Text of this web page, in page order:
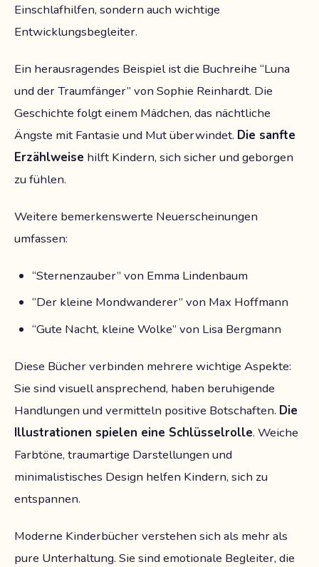
Einschlafhilfen, sondern auch wichtige
Entwicklungsbegleiter.
Ein herausragendes Beispiel ist die Buchreihe “Luna
und der Traumfänger” von Sophie Reinhardt. Die
Geschichte folgt einem Mädchen, das nächtliche
Ängste mit Fantasie und Mut überwindet. Die sanfte
Erzählweise hilft Kindern, sich sicher und geborgen
zu fühlen.
Weitere bemerkenswerte Neuerscheinungen
umfassen:
“Sternenzauber” von Emma Lindenbaum
“Der kleine Mondwanderer” von Max Hoffmann
“Gute Nacht, kleine Wolke” von Lisa Bergmann
Diese Bücher verbinden mehrere wichtige Aspekte:
Sie sind visuell ansprechend, haben beruhigende
Handlungen und vermitteln positive Botschaften. Die
Illustrationen spielen eine Schlüsselrolle. Weiche
Farbtöne, traumartige Darstellungen und
minimalistisches Design helfen Kindern, sich zu
entspannen.
Moderne Kinderbücher verstehen sich als mehr als
pure Unterhaltung. Sie sind emotionale Begleiter, die